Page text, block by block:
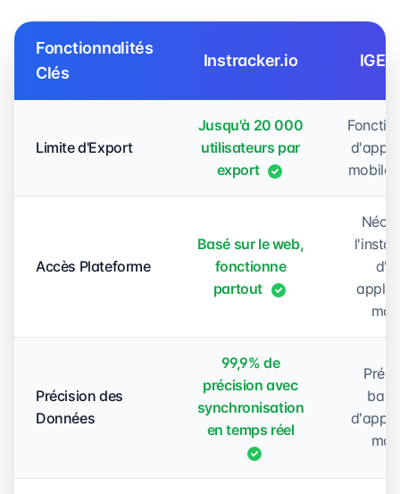
Fonctionnalités
Clés
Instracker.io
Limite d'Export
Jusqu'à 20 000
utilisateurs par
export
mobile
Accès Plateforme
Basé sur le web,
fonctionne
partout
Précision des
Données
99,9% de
précision avec
synchronisation
en temps réel